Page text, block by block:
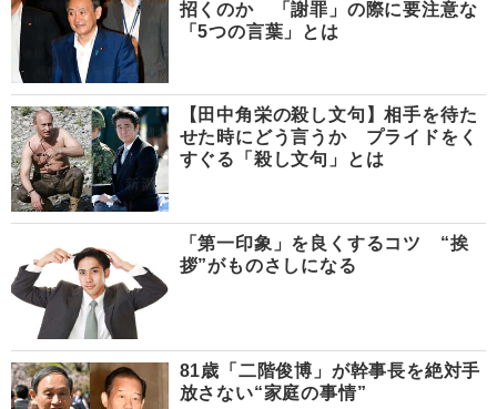
招くのか 「謝罪」の際に要注意な
「5つの言葉」とは
【田中角栄の殺し文句】相手を待た
せた時にどう言うか プライドをく
すぐる「殺し文句」とは
「第一印象」を良くするコツ “挨
拶”がものさしになる
81歳「二階俊博」が幹事長を絶対手
放さない“家庭の事情”